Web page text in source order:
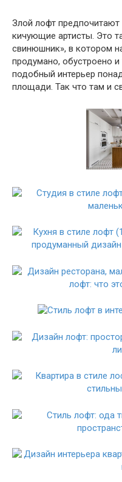
Злой лофт
кичующие артисты. Это
свинюшник», в котором
продумано, обустроено
подобный интерьер
площади. Так что там и